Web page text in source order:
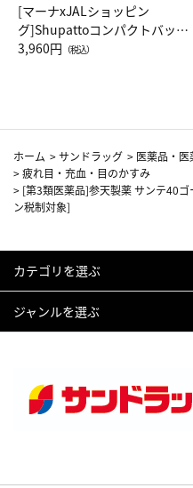
[マーナxJALショッピン
グ]Shupattoコンパクトバッグ
Drop JAL客室乗務員（LC）ス
3,960円 （税込）
ホーム >サンドラッグ > 医薬品・医
>疲れ目・充血・目のかすみ
> [第3類医薬品]参天製薬 サンテ40
ン税制対象]
カテゴリを選ぶ
ジャンルを選ぶ